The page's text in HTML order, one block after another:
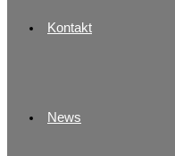
Kontakt
News